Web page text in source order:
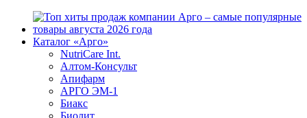
Каталог «Арго»
NutriCare Int.
Алтом-Консульт
Апифарм
АРГО ЭМ-1
Биакс
Биолит